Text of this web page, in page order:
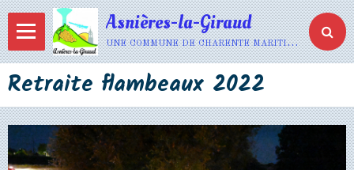
Asnières-la-Giraud
une commune de charente maritime
Retraite flambeaux 2022